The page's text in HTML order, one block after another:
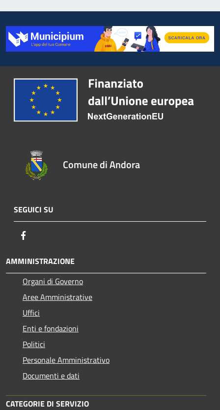
Comune di Andora
SEGUICI SU
AMMINISTRAZIONE
Organi di Governo
Aree Amministrative
Uffici
Enti e fondazioni
Politici
Personale Amministrativo
Documenti e dati
CATEGORIE DI SERVIZIO